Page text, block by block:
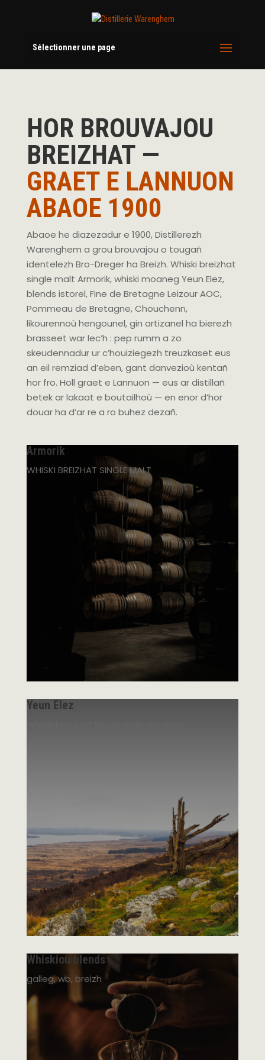
Sélectionner une page
HOR BROUVAJOU
BREIZHAT —
GRAET E LANNUON
ABAOE 1900
Abaoe he diazezadur e 1900, Distillerezh
Warenghem a grou brouvajou o tougañ
identelezh Bro-Dreger ha Breizh. Whiski breizhat
single malt Armorik, whiski moaneg Yeun Elez,
blends istorel, Fine de Bretagne Leizour AOC,
Pommeau de Bretagne, Chouchenn,
likourennoù hengounel, gin artizanel ha bierezh
brasseet war lec’h : pep rumm a zo
skeudennadur ur c’houiziegezh treuzkaset eus
an eil remziad d’eben, gant danvezioù kentañ
hor fro. Holl graet e Lannuon — eus ar distillañ
betek ar lakaat e boutailhoù — en enor d’hor
douar ha d’ar re a ro buhez dezañ.
Armorik
WHISKI BREIZHAT SINGLE MALT
Yeun Elez
Whiskioù blends
galleg, wb, breizh